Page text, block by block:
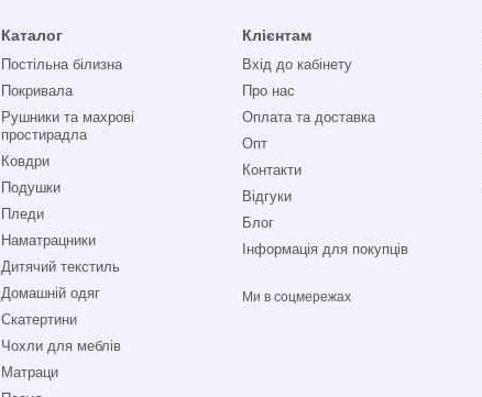
Каталог
Постільна білизна
Покривала
Рушники та махрові
простирадла
Ковдри
Подушки
Пледи
Наматрацники
Дитячий текстиль
Домашній одяг
Скатертини
Чохли для меблів
Матраци
Клієнтам
Вхід до кабінету
Про нас
Оплата та доставка
Опт
Контакти
Відгуки
Блог
Інформація для покупців
Ми в соцмережах